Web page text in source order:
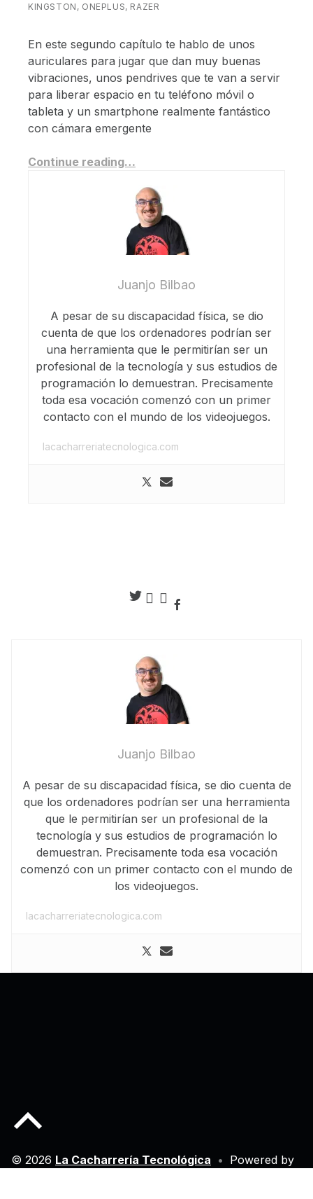
KINGSTON , ONEPLUS, RAZER
En este segundo capítulo te hablo de unos
auriculares para jugar que dan muy buenas
vibraciones, unos pendrives que te van a servir
para liberar espacio en tu teléfono móvil o
tableta y un smartphone realmente fantástico
con cámara emergente
Continue reading…
Juanjo Bilbao
A pesar de su discapacidad física, se dio
cuenta de que los ordenadores podrían ser
una herramienta que le permitirían ser un
profesional de la tecnología y sus estudios de
programación lo demuestran. Precisamente
toda esa vocación comenzó con un primer
contacto con el mundo de los videojuegos.
lacacharreriatecnologica.com
Juanjo Bilbao
A pesar de su discapacidad física, se dio cuenta de
que los ordenadores podrían ser una herramienta
que le permitirían ser un profesional de la
tecnología y sus estudios de programación lo
demuestran. Precisamente toda esa vocación
comenzó con un primer contacto con el mundo de
los videojuegos.
lacacharreriatecnologica.com
© 2026 La Cacharrería Tecnológica • Powered by